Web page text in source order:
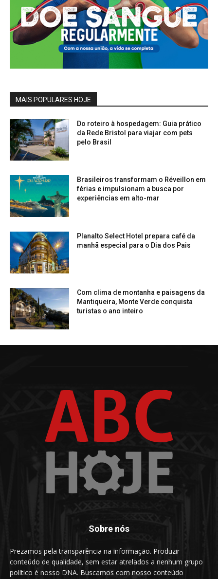
MAIS POPULARES HOJE
Do roteiro à hospedagem: Guia prático
da Rede Bristol para viajar com pets
pelo Brasil
Brasileiros transformam o Réveillon em
férias e impulsionam a busca por
experiências em alto-mar
Planalto Select Hotel prepara café da
manhã especial para o Dia dos Pais
Com clima de montanha e paisagens da
Mantiqueira, Monte Verde conquista
turistas o ano inteiro
Sobre nós
Prezamos pela transparência na informação. Produzir
conteúdo de qualidade, sem estar atrelados a nenhum grupo
político é nosso DNA. Buscamos com nosso conteúdo